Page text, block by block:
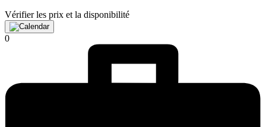
Vérifier les prix et la disponibilité
0